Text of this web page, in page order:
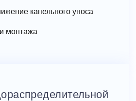
капельного уноса
монтажа